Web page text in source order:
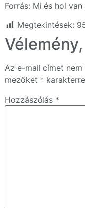
Forrás: Mi és hol
Megtekintések:
Az e-mail címet nem
mezőket *
Hozzászólás *